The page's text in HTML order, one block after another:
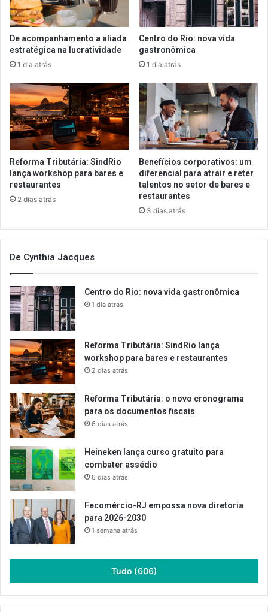
De acompanhamento a aliada
estratégica na lucratividade
1 dia atrás
Centro do Rio: nova vida
gastronômica
1 dia atrás
Reforma Tributária: SindRio
lança workshop para bares e
restaurantes
2 dias atrás
Benefícios corporativos: um
diferencial para atrair e reter
talentos no setor de bares e
restaurantes
3 dias atrás
De Cynthia Jacques
Centro do Rio: nova vida gastronômica
1 dia atrás
Reforma Tributária: SindRio lança
workshop para bares e restaurantes
2 dias atrás
Reforma Tributária: o novo cronograma
para os documentos fiscais
6 dias atrás
Heineken lança curso gratuito para
combater assédio
6 dias atrás
Fecomércio-RJ empossa nova diretoria
para 2026-2030
1 semana atrás
Tudo (606)